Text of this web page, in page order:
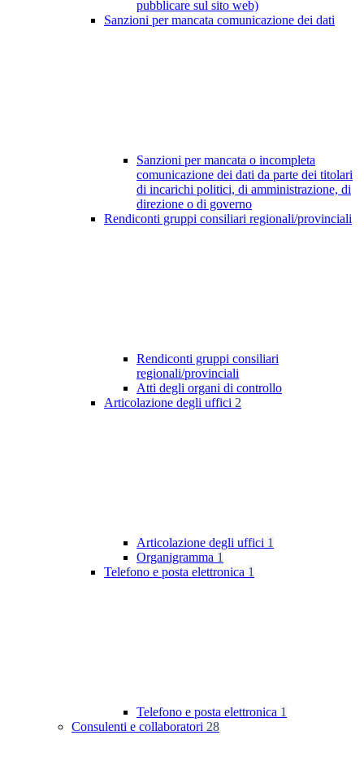
pubblicare sul sito web)
Sanzioni per mancata comunicazione dei dati
Sanzioni per mancata o incompleta
comunicazione dei dati da parte dei titolari
di incarichi politici, di amministrazione, di
direzione o di governo
Rendiconti gruppi consiliari regionali/provinciali
Rendiconti gruppi consiliari
regionali/provinciali
Atti degli organi di controllo
Articolazione degli uffici 2
Articolazione degli uffici 1
Organigramma 1
Telefono e posta elettronica 1
Telefono e posta elettronica 1
Consulenti e collaboratori 28